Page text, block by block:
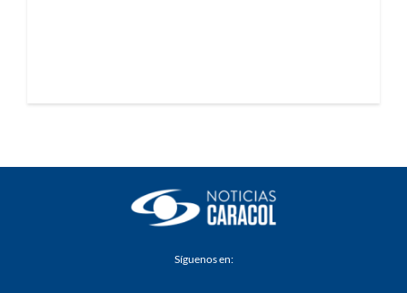
Síguenos en: